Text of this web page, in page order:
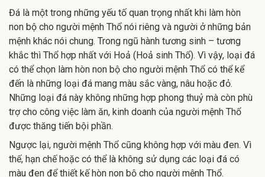
Đá là một trong những yếu tố quan trọng nhất khi làm hòn
non bộ cho người mệnh Thổ nói riêng và người ở những bản
mệnh khác nói chung. Trong ngũ hành tương sinh – tương
khắc thì Thổ hợp nhất với Hoả (Hoả sinh Thổ). Vì vậy, loại đá
có thể chọn làm hòn non bộ cho người mệnh Thổ có thể kể
đến là những loại đá mang màu sắc vàng, nâu hoặc đỏ.
Những loại đá này không những hợp phong thuỷ mà còn phù
trợ cho công việc làm ăn, kinh doanh của người mệnh Thổ
được thăng tiến bội phần.
Ngược lại, người mệnh Thổ cũng không hợp với màu đen. Vì
thế, hạn chế hoặc có thể là không sử dụng các loại đá có
màu đen để thiết kế hòn non bộ cho người mệnh Thổ.